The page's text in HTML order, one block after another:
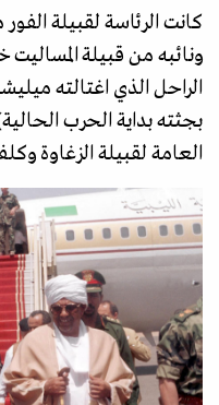
كانت الرئاسة لقبيلة
ونائبه من قبيلة
الراحل الذي اغتالته
بجثته بداية الحرب
العامة لقبيلة الزغاوة